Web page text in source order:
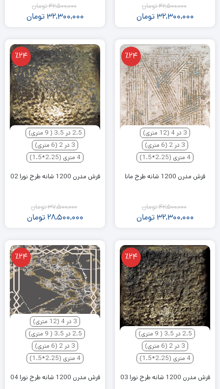
42,500,000تومان
32,300,000 تومان
42,500,000تومان
32,300,000 تومان
3 در 4 (12 متری)
3 در 2 (6 متری)
4 متری (2.25*1.5)
٪24
فرش مدرن 1200 شانه طرح مانا
42,500,000تومان
32,300,000 تومان
2.5 در 3.5 ( 9 متری)
3 در 2 (6 متری)
4 متری (2.25*1.5)
٪24
فرش مدرن 1200 شانه طرح نورا 02
37,500,000تومان
28,500,000 تومان
2.5 در 3.5 ( 9 متری)
3 در 2 (6 متری)
4 متری (2.25*1.5)
٪24
فرش مدرن 1200 شانه طرح نورا 03
3 در 4 (12 متری)
2.5 در 3.5 ( 9 متری)
3 در 2 (6 متری)
4 متری (2.25*1.5)
٪24
فرش مدرن 1200 شانه طرح نورا 04